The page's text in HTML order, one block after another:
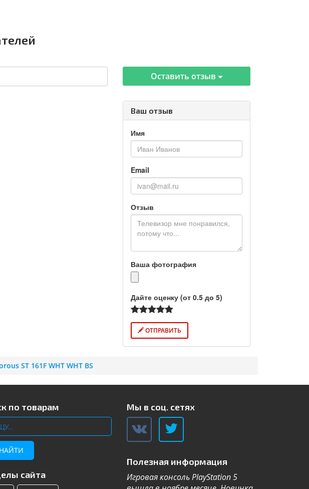
Оставить отзыв
Ваш отзыв
Имя
Email
Отзыв
Ваша фотография
Дайте оценку (от 0.5 до 5)
ОТПРАВИТЬ
ST 161F WHT WHT BS
по товарам
НАЙТИ
сайта
Мы в соц. сетях
Полезная информация
далее
Игровая консоль PlayStation 5